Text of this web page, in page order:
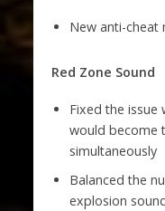
New anti-cheat
Red Zone Sound
Fixed the issue
would become
simultaneously
Balanced the
explosion